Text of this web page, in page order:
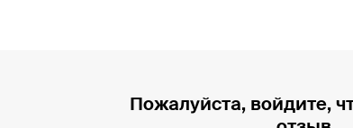
Пожалуйста, войдите,